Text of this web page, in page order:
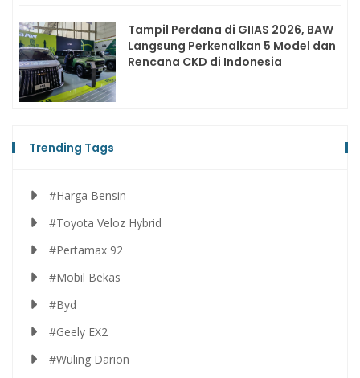
Tampil Perdana di GIIAS 2026, BAW
Langsung Perkenalkan 5 Model dan
Rencana CKD di Indonesia
Trending Tags
#Harga Bensin
#Toyota Veloz Hybrid
#Pertamax 92
#Mobil Bekas
#Byd
#Geely EX2
#Wuling Darion